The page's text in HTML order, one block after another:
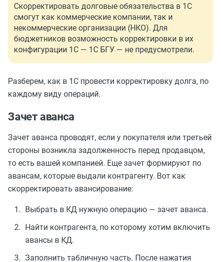
Скорректировать долговые обязательства в 1С
смогут как коммерческие компании, так и
некоммерческие организации (НКО). Для
бюджетников возможность корректировки в их
конфигурации 1С — 1С БГУ — не предусмотрели.
Разберем, как в 1С провести корректировку долга, по
каждому виду операций.
Зачет аванса
Зачет аванса проводят, если у покупателя или третьей
стороны возникла задолженность перед продавцом,
то есть вашей компанией. Еще зачет формируют по
авансам, которые выдали контрагенту. Вот как
скорректировать авансирование:
Выбрать в КД нужную операцию — зачет аванса.
Найти контрагента, по которому хотим включить
авансы в КД.
Заполнить табличную часть. После нажатия